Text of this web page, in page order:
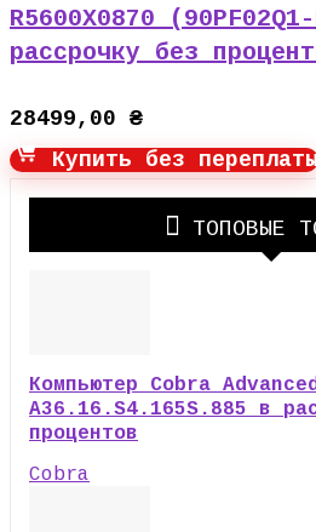
R5600X0870
рассрочку без
28499,00 ₴
Купить без
ТОПОВЫЕ
Компьютер Cobra
A36.16.S4.165S.885 в
процентов
Cobra